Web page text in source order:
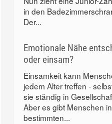
in den
Der...
Emotionale Nähe
oder einsam?
Einsamkeit kann
jedem Alter treffen -
sie ständig in
Aber es gibt Menschen in
bestimmten...